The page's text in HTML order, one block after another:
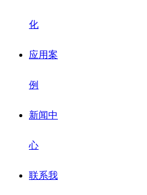
化
应用案
例
新闻中
心
联系我